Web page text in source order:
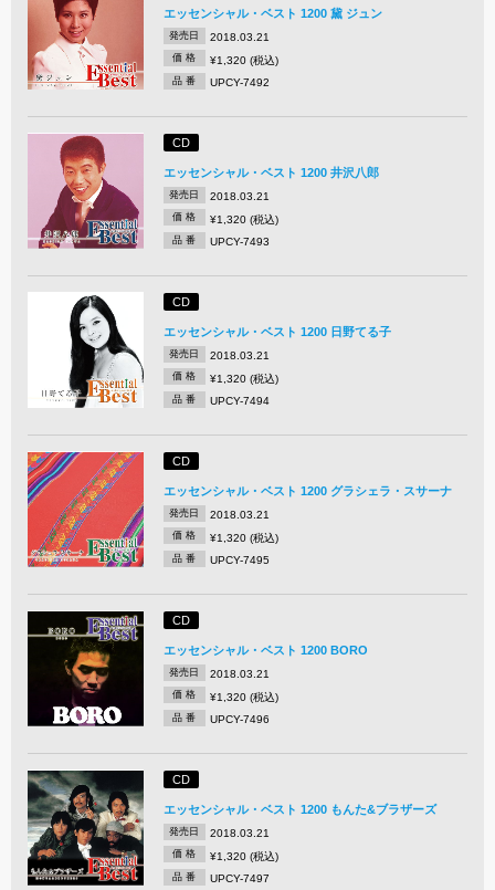
エッセンシャル・ベスト 1200 黛 ジュン
発売日 2018.03.21
価 格 ¥1,320 (税込)
品 番 UPCY-7492
CD
エッセンシャル・ベスト 1200 井沢八郎
発売日 2018.03.21
価 格 ¥1,320 (税込)
品 番 UPCY-7493
CD
エッセンシャル・ベスト 1200 日野てる子
発売日 2018.03.21
価 格 ¥1,320 (税込)
品 番 UPCY-7494
CD
エッセンシャル・ベスト 1200 グラシェラ・スサーナ
発売日 2018.03.21
価 格 ¥1,320 (税込)
品 番 UPCY-7495
CD
エッセンシャル・ベスト 1200 BORO
発売日 2018.03.21
価 格 ¥1,320 (税込)
品 番 UPCY-7496
CD
エッセンシャル・ベスト 1200 もんた&ブラザーズ
発売日 2018.03.21
価 格 ¥1,320 (税込)
品 番 UPCY-7497